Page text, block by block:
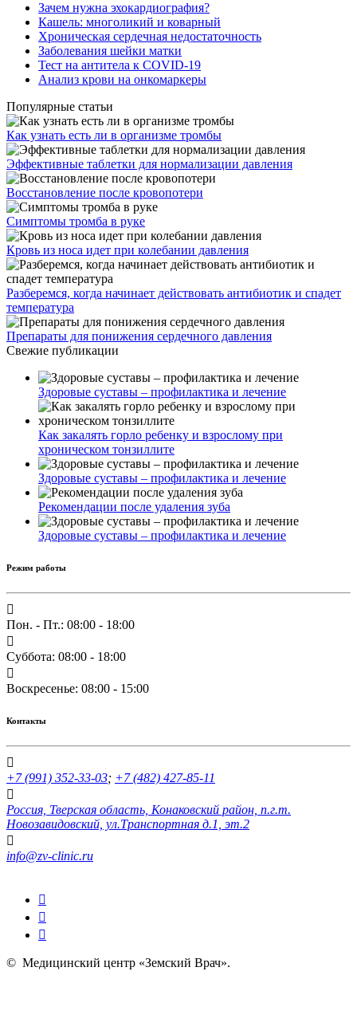
Зачем нужна эхокардиография?
Кашель: многоликий и коварный
Хроническая сердечная недостаточность
Заболевания шейки матки
Тест на антитела к COVID-19
Анализ крови на онкомаркеры
Популярные статьи
Как узнать есть ли в организме тромбы
Эффективные таблетки для нормализации давления
Восстановление после кровопотери
Симптомы тромба в руке
Кровь из носа идет при колебании давления
Разберемся, когда начинает действовать антибиотик и спадет
температура
Препараты для понижения сердечного давления
Свежие публикации
Здоровые суставы – профилактика и лечение
Как закалять горло ребенку и взрослому при
хроническом тонзиллите
Здоровые суставы – профилактика и лечение
Рекомендации после удаления зуба
Здоровые суставы – профилактика и лечение
Режим работы
Пон. - Пт.: 08:00 - 18:00
Суббота: 08:00 - 18:00
Воскресенье: 08:00 - 15:00
Контакты
+7 (991) 352-33-03; +7 (482) 427-85-11
Россия, Тверская область, Конаковский район, п.г.т.
Новозавидовский, ул.Транспортная д.1, эт.2
info@zv-clinic.ru
© Медицинский центр «Земский Врач».